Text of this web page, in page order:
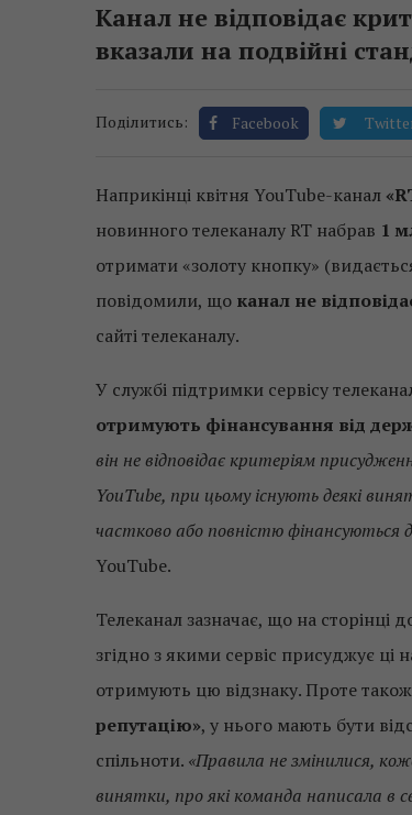
Канал не відповідає
вказали на подвійні
Поділитись: Facebook
Наприкінці квітня YouTube-канал
новинного телеканалу RT набрав 1
отримати «золоту кнопку»
повідомили, що канал не
сайті телеканалу.
У службі підтримки сервісу
отримують фінансування від
він не відповідає критеріям
YouTube, при цьому існують деякі
частково або повністю
YouTube.
Телеканал зазначає, що на сторінці
згідно з якими сервіс присуджує
отримують цю відзнаку. Проте також
репутацію», у нього мають бути
спільноти. «Правила не змінилися,
винятки, про які команда написала в